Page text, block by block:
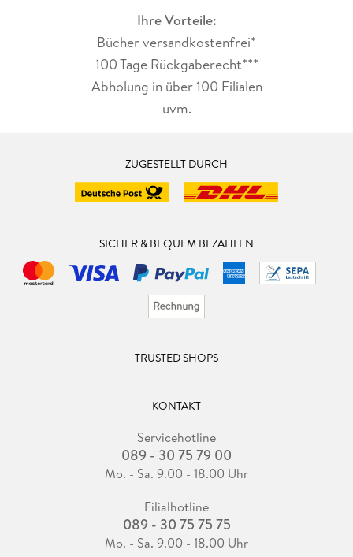
Ihre Vorteile:
Bücher versandkostenfrei*
100 Tage Rückgaberecht***
Abholung in über 100 Filialen
uvm.
ZUGESTELLT DURCH
SICHER & BEQUEM BEZAHLEN
TRUSTED SHOPS
KONTAKT
Servicehotline
089 - 30 75 79 00
Mo. - Sa. 9.00 - 18.00 Uhr
Filialhotline
089 - 30 75 75 75
Mo. - Sa. 9.00 - 18.00 Uhr